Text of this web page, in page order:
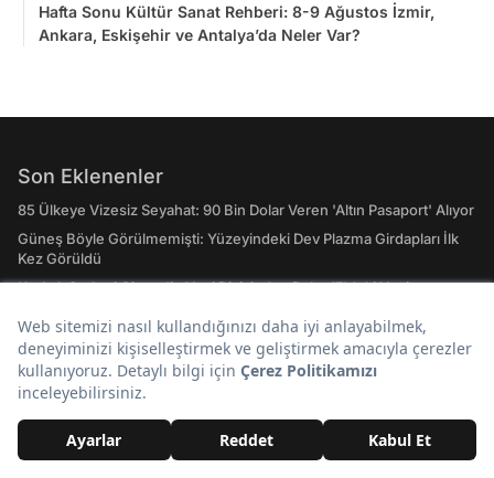
Hafta Sonu Kültür Sanat Rehberi: 8-9 Ağustos İzmir,
Ankara, Eskişehir ve Antalya’da Neler Var?
Son Eklenenler
85 Ülkeye Vizesiz Seyahat: 90 Bin Dolar Veren 'Altın Pasaport' Alıyor
Güneş Böyle Görülmemişti: Yüzeyindeki Dev Plazma Girdapları İlk
Kez Görüldü
Kızılcık Şerbeti Çimen'in Yeni Dizisinden Daha 17'deki Yeni
Hafta Sonu Kültür Sanat Rehberi: 8-9 Ağustos İzmir, Ankara,
Eskişehir ve Antalya’da Neler Var?
Onedio Kullanıcıları Süper Lig Tarihinin En İyi Yabancı Futbolcusunu
Seçti
Yer Çekimi Bir Anda Kaybolursa Dünya'ya Ne Olur?